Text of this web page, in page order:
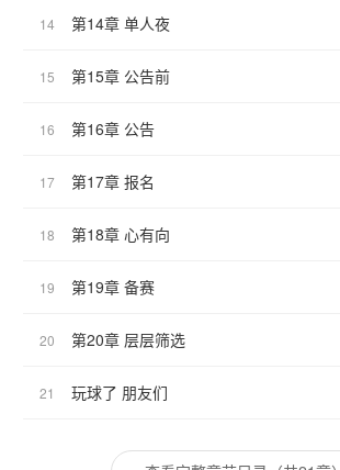
14 第14章 单人夜
15 第15章 公告前
16 第16章 公告
17 第17章 报名
18 第18章 心有向
19 第19章 备赛
20 第20章 层层筛选
21 玩球了 朋友们